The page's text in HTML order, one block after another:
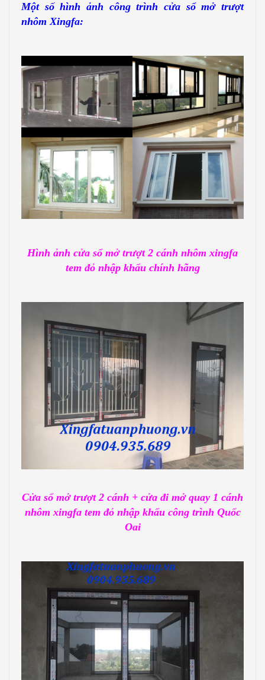
Một số hình ảnh công trình cửa sổ mở trượt
nhôm Xingfa:
Hình ảnh cửa sổ mở trượt 2 cánh nhôm xingfa
tem đỏ nhập khẩu chính hãng
Cửa sổ mở trượt 2 cánh + cửa đi mở quay 1 cánh
nhôm xingfa tem đỏ nhập khẩu công trình Quốc
Oai